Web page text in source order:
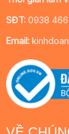
SĐT:0938
Email: